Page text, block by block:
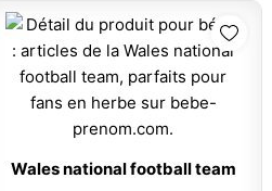
Wales national football team